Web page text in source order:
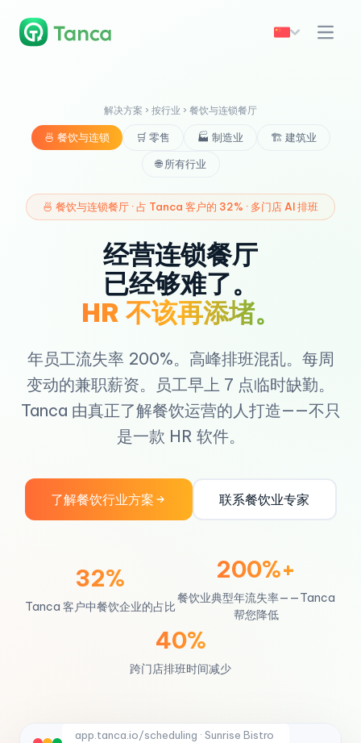
解决方案 › 按行业 › 餐饮与连锁餐厅
🍜 餐饮与连锁 🛒 零售 🏭 制造业 🏗️ 建筑业
🌐 所有行业
🍜 餐饮与连锁餐厅 · 占 Tanca 客户的 32% · 多门店 AI 排班
经营连锁餐厅
已经够难了。
HR 不该再添堵。
年员工流失率 200%。高峰排班混乱。每周
变动的兼职薪资。员工早上 7 点临时缺勤。
Tanca 由真正了解餐饮运营的人打造——不只
是一款 HR 软件。
了解餐饮行业方案 联系餐饮业专家
32%
Tanca 客户中餐饮企业的占比
200%+
餐饮业典型年流失率——Tanca
帮您降低
40%
跨门店排班时间减少
app.tanca.io/scheduling · Sunrise Bistro